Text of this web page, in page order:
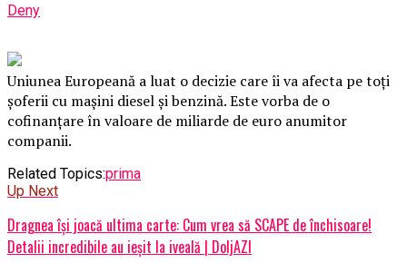
Deny
Uniunea Europeană a luat o decizie care îi va afecta pe toți
șoferii cu mașini diesel și benzină. Este vorba de o
cofinanțare în valoare de miliarde de euro anumitor
companii.
Related Topics:prima
Up Next
Dragnea își joacă ultima carte: Cum vrea să SCAPE de închisoare!
Detalii incredibile au ieșit la iveală | DoljAZI